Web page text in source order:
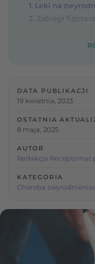
1. Leki na
2. Zabiegi
DATA PUBLIKACJI
19 kwietnia, 2023
OSTATNIA
8 maja, 2025
AUTOR
Redakcja
KATEGORIA
Choroba